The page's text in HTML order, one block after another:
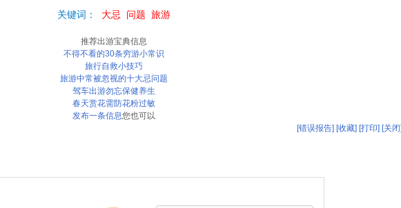
关键词： 大忌 问题 旅游
推荐出游宝典信息
不得不看的30条穷游小常识
旅行自救小技巧
旅游中常被忽视的十大忌问题
驾车出游勿忘保健养生
春天赏花需防花粉过敏
发布一条信息您也可以
[错误报告] [收藏] [打印] [关闭]